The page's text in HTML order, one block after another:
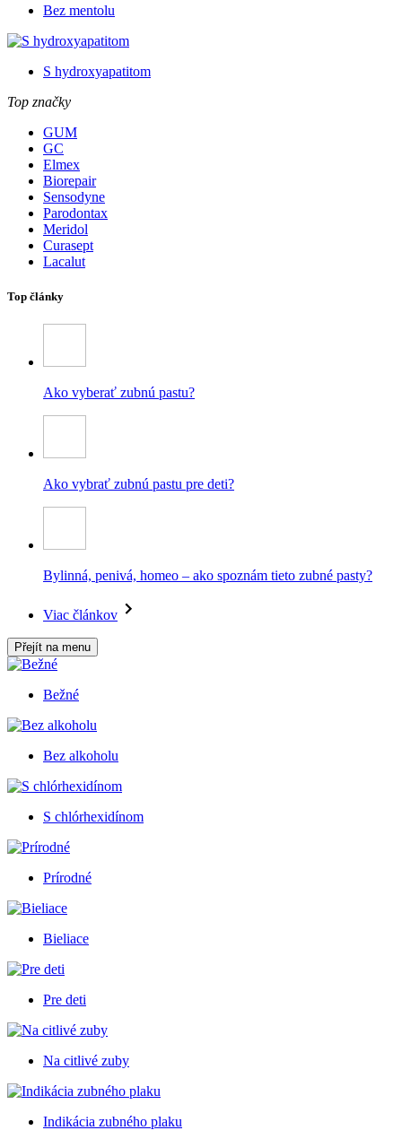
Bez mentolu
S hydroxyapatitom
Top značky
GUM
GC
Elmex
Biorepair
Sensodyne
Parodontax
Meridol
Curasept
Lacalut
Top články
Ako vyberať zubnú pastu?
Ako vybrať zubnú pastu pre deti?
Bylinná, penivá, homeo – ako spoznám tieto zubné pasty?
Viac článkov
Přejít na menu
Bežné
Bez alkoholu
S chlórhexidínom
Prírodné
Bieliace
Pre deti
Na citlivé zuby
Indikácia zubného plaku